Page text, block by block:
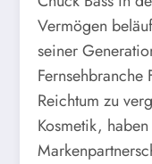
Vermögen
seiner
Reichtum zu
Kosmetik,